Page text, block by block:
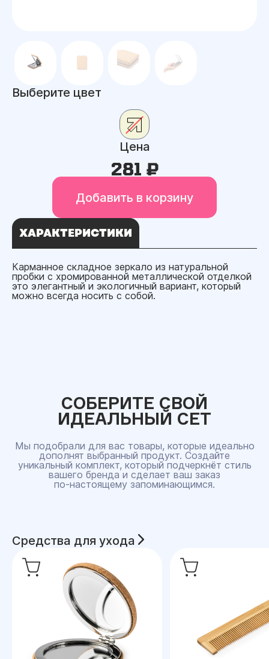
Выберите цвет
Цена
281 ₽
Добавить в корзину
ХАРАКТЕРИСТИКИ
Карманное складное зеркало из натуральной
пробки с хромированной металлической отделкой
это элегантный и экологичный вариант, который
можно всегда носить с собой.
СОБЕРИТЕ СВОЙ
ИДЕАЛЬНЫЙ СЕТ
Мы подобрали для вас товары, которые идеально
дополнят выбранный продукт. Создайте
уникальный комплект, который подчеркнёт стиль
вашего бренда и сделает ваш заказ
по‑настоящему запоминающимся.
Средства для ухода